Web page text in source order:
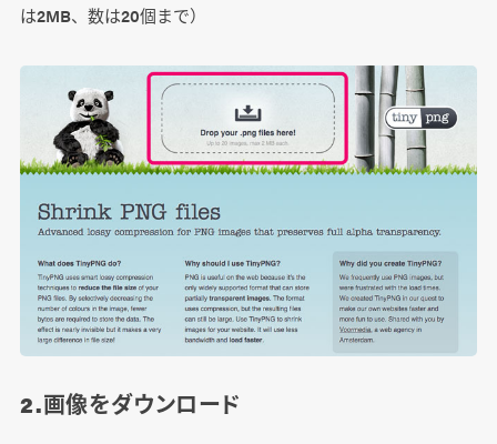
は2MB、数は20個まで）
2.画像をダウンロード